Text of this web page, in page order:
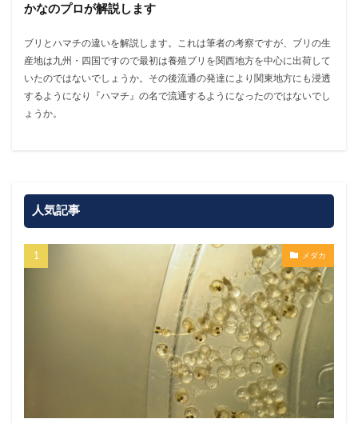
かなのプロが解説します
ブリとハマチの違いを解説します。これは筆者の考察ですが、ブリの生
産地は九州・四国ですので最初は養殖ブリを関西地方を中心に出荷して
いたのではないでしょうか。その後流通の発達により関東地方にも浸透
するようになり『ハマチ』の名で流通するようになったのではないでし
ょうか。
人気記事
メダカ